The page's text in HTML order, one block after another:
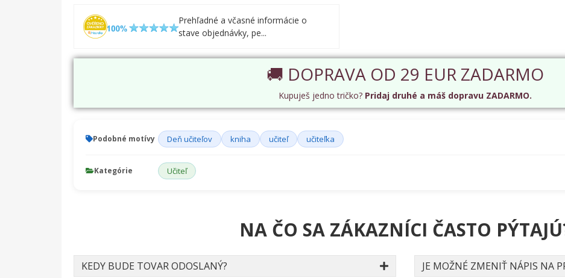
Prehľadné a včasné informácie o
stave objednávky, pe...
🚚 DOPRAVA OD 29 EUR ZADARMO
Kupuješ jedno tričko? Pridaj druhé a máš dopravu ZADARMO.
Podobné motívy Deň učiteľov kniha učiteľ učiteľka
Kategórie Učiteľ
NA ČO SA ZÁKAZNÍCI ČASTO
KEDY BUDE TOVAR ODOSLANÝ?
JE MOŽNÉ ZMENIŤ NÁPIS NA